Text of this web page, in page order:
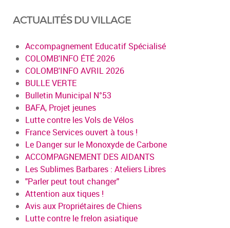
ACTUALITÉS DU VILLAGE
Accompagnement Educatif Spécialisé
COLOMB'INFO ÉTÉ 2026
COLOMB'INFO AVRIL 2026
BULLE VERTE
Bulletin Municipal N°53
BAFA, Projet jeunes
Lutte contre les Vols de Vélos
France Services ouvert à tous !
Le Danger sur le Monoxyde de Carbone
ACCOMPAGNEMENT DES AIDANTS
Les Sublimes Barbares : Ateliers Libres
"Parler peut tout changer"
Attention aux tiques !
Avis aux Propriétaires de Chiens
Lutte contre le frelon asiatique